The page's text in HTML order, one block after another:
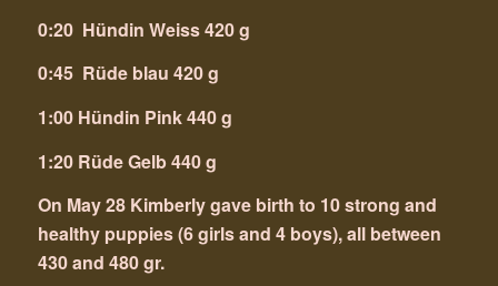
0:20 Hündin Weiss 420 g
0:45 Rüde blau 420 g
1:00 Hündin Pink 440 g
1:20 Rüde Gelb 440 g
On May 28 Kimberly gave birth to 10 strong and
healthy puppies (6 girls and 4 boys), all between
430 and 480 gr.